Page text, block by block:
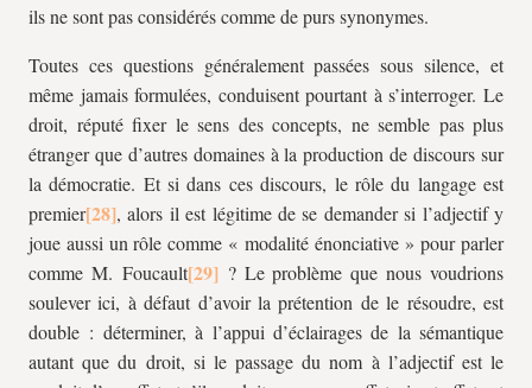
ils ne sont pas considérés comme de purs synonymes.
Toutes ces questions généralement passées sous silence, et
même jamais formulées, conduisent pourtant à s’interroger. Le
droit, réputé fixer le sens des concepts, ne semble pas plus
étranger que d’autres domaines à la production de discours sur
la démocratie. Et si dans ces discours, le rôle du langage est
premier
, alors il est légitime de se demander si l’adjectif y
joue aussi un rôle comme « modalité énonciative » pour parler
comme M. Foucault
? Le problème que nous voudrions
soulever ici, à défaut d’avoir la prétention de le résoudre, est
double : déterminer, à l’appui d’éclairages de la sémantique
autant que du droit, si le passage du nom à l’adjectif est le